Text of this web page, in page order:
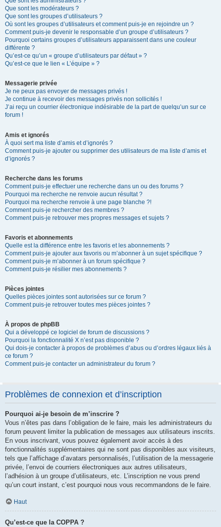
Que sont les modérateurs ?
Que sont les groupes d’utilisateurs ?
Où sont les groupes d’utilisateurs et comment puis-je en rejoindre un ?
Comment puis-je devenir le responsable d’un groupe d’utilisateurs ?
Pourquoi certains groupes d’utilisateurs apparaissent dans une couleur
différente ?
Qu’est-ce qu’un « groupe d’utilisateurs par défaut » ?
Qu’est-ce que le lien « L’équipe » ?
Messagerie privée
Je ne peux pas envoyer de messages privés !
Je continue à recevoir des messages privés non sollicités !
J’ai reçu un courrier électronique indésirable de la part de quelqu’un sur ce
forum !
Amis et ignorés
À quoi sert ma liste d’amis et d’ignorés ?
Comment puis-je ajouter ou supprimer des utilisateurs de ma liste d’amis et
d’ignorés ?
Recherche dans les forums
Comment puis-je effectuer une recherche dans un ou des forums ?
Pourquoi ma recherche ne renvoie aucun résultat ?
Pourquoi ma recherche renvoie à une page blanche ?!
Comment puis-je rechercher des membres ?
Comment puis-je retrouver mes propres messages et sujets ?
Favoris et abonnements
Quelle est la différence entre les favoris et les abonnements ?
Comment puis-je ajouter aux favoris ou m’abonner à un sujet spécifique ?
Comment puis-je m’abonner à un forum spécifique ?
Comment puis-je résilier mes abonnements ?
Pièces jointes
Quelles pièces jointes sont autorisées sur ce forum ?
Comment puis-je retrouver toutes mes pièces jointes ?
À propos de phpBB
Qui a développé ce logiciel de forum de discussions ?
Pourquoi la fonctionnalité X n’est pas disponible ?
Qui dois-je contacter à propos de problèmes d’abus ou d’ordres légaux liés à
ce forum ?
Comment puis-je contacter un administrateur du forum ?
Problèmes de connexion et d’inscription
Pourquoi ai-je besoin de m’inscrire ?
Vous n’êtes pas dans l’obligation de le faire, mais les administrateurs du
forum peuvent limiter la publication de messages aux utilisateurs inscrits.
En vous inscrivant, vous pouvez également avoir accès à des
fonctionnalités supplémentaires qui ne sont pas disponibles aux visiteurs,
tels que l’affichage d’avatars personnalisés, l’utilisation de la messagerie
privée, l’envoi de courriers électroniques aux autres utilisateurs,
l’adhésion à un groupe d’utilisateurs, etc. L’inscription ne vous prend
qu’un court instant, c’est pourquoi nous vous recommandons de le faire.
Haut
Qu’est-ce que la COPPA ?